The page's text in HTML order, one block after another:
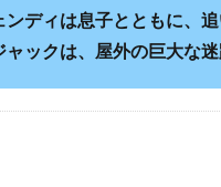
ディは息子とともに、
ックは、屋外の巨大な迷